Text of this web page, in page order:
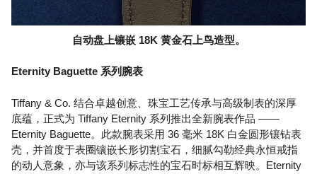
自动盘上镶嵌 18K 黄金石上鸟造型。
Eternity Baguette 系列腕表
Tiffany & Co. 结合卓越创意、珠宝工艺传承与高级制表的深厚
底蕴，正式为 Tiffany Eternity 系列推出全新腕表作品 ——
Eternity Baguette。此款腕表采用 36 毫米 18K 白金圆形镶钻表
壳，并首度于表圈镶嵌长形切割宝石，细腻勾勒经典永恒戒指
的动人意象，亦与该系列标志性的宝石时标相互辉映。Eternity